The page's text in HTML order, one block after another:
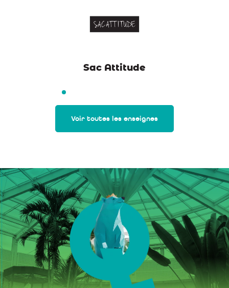
Sac Attitude
Voir toutes les enseignes